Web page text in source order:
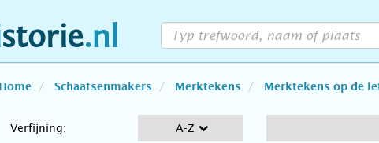
Home Schaatsenmakers Merktekens Merktekens op de
Verfijning: A-Z